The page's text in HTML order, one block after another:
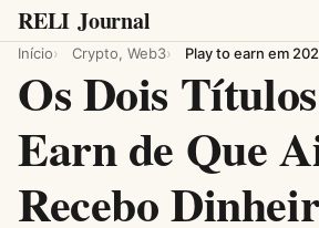
RELI Journal
Início Crypto, Web3 Play to earn em
Os Dois
Earn de Que
Recebo